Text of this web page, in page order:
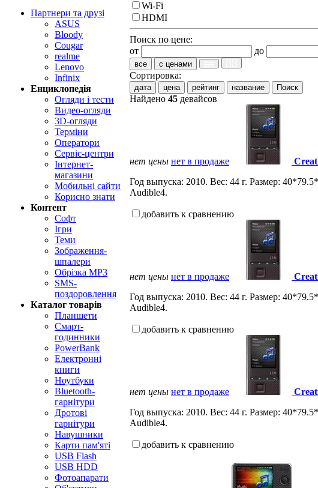
Партнери та друзі
ASUS
Bloody
Cougar
realme
Lenovo
Infinix
Енциклопедія
Огляди і тести
Видео-огляди
3D-огляди
Терміни
Оператори
Сервіс-центри
Інтернет-
магазини
Мобильні сайти
Корисно знати
Контент
Софт
Ігри
Теми
Зображення-
шпалери
Обрізка MP3
SMS-
поздоровлення
Каталог товарів
Планшети
Смарт-
годинники
PowerBank
Електронні
книги
Ноутбуки
Bluetooth-
гарнітури
Дротові
гарнітури
Навушники
Карти пам'яті
USB Flash
USB HDD
Фотоапарати
Wi-Fi
HDMI
Поиск по цене:
от
до
все с ценами
Сортировка:
дата цена рейтинг название
Найдено 45 девайсов
нет цены нет в продаже
Год выпуска: 2010. Вес: 44 г. Размер:
Audible4.
добавить к сравнению
нет цены нет в продаже
Год выпуска: 2010. Вес: 44 г. Размер:
Audible4.
добавить к сравнению
нет цены нет в продаже
Год выпуска: 2010. Вес: 44 г. Размер:
Audible4.
добавить к сравнению